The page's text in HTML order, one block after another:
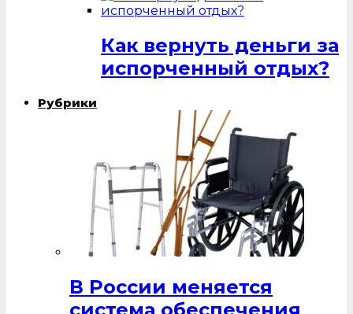
Как вернуть деньги за
испорченный отдых?
Рубрики
В России меняется
система обеспечения